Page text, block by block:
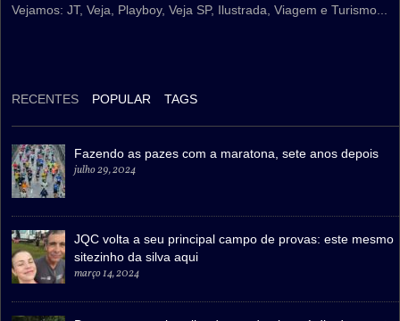
Vejamos: JT, Veja, Playboy, Veja SP, Ilustrada, Viagem e Turismo...
RECENTES POPULAR TAGS
Fazendo as pazes com a maratona, sete anos depois
julho 29, 2024
JQC volta a seu principal campo de provas: este mesmo
sitezinho da silva aqui
março 14, 2024